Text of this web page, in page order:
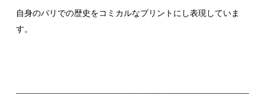
自身のパリでの歴史をコミカルなプリントにし表現していま
す。